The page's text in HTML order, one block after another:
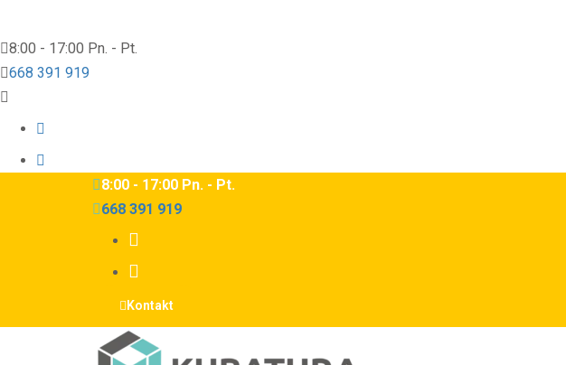
8:00 - 17:00 Pn. - Pt.
668 391 919
8:00 - 17:00 Pn. - Pt.
668 391 919
Kontakt